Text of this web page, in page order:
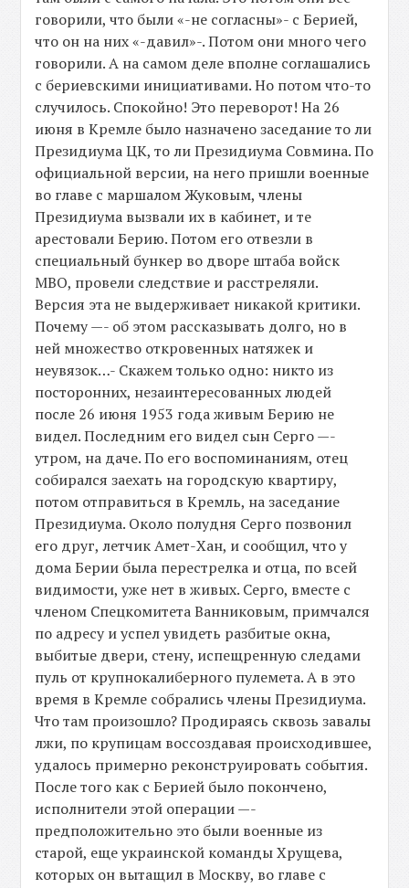
говорили, что были «-не согласны»- с Берией,
что он на них «-давил»-. Потом они много чего
говорили. А на самом деле вполне соглашались
с бериевскими инициативами. Но потом что-то
случилось. Спокойно! Это переворот! На 26
июня в Кремле было назначено заседание то ли
Президиума ЦК, то ли Президиума Совмина. По
официальной версии, на него пришли военные
во главе с маршалом Жуковым, члены
Президиума вызвали их в кабинет, и те
арестовали Берию. Потом его отвезли в
специальный бункер во дворе штаба войск
МВО, провели следствие и расстреляли.
Версия эта не выдерживает никакой критики.
Почему —- об этом рассказывать долго, но в
ней множество откровенных натяжек и
неувязок…- Скажем только одно: никто из
посторонних, незаинтересованных людей
после 26 июня 1953 года живым Берию не
видел. Последним его видел сын Серго —-
утром, на даче. По его воспоминаниям, отец
собирался заехать на городскую квартиру,
потом отправиться в Кремль, на заседание
Президиума. Около полудня Серго позвонил
его друг, летчик Амет-Хан, и сообщил, что у
дома Берии была перестрелка и отца, по всей
видимости, уже нет в живых. Серго, вместе с
членом Спецкомитета Ванниковым, примчался
по адресу и успел увидеть разбитые окна,
выбитые двери, стену, испещренную следами
пуль от крупнокалиберного пулемета. А в это
время в Кремле собрались члены Президиума.
Что там произошло? Продираясь сквозь завалы
лжи, по крупицам воссоздавая происходившее,
удалось примерно реконструировать события.
После того как с Берией было покончено,
исполнители этой операции —-
предположительно это были военные из
старой, еще украинской команды Хрущева,
которых он вытащил в Москву, во главе с